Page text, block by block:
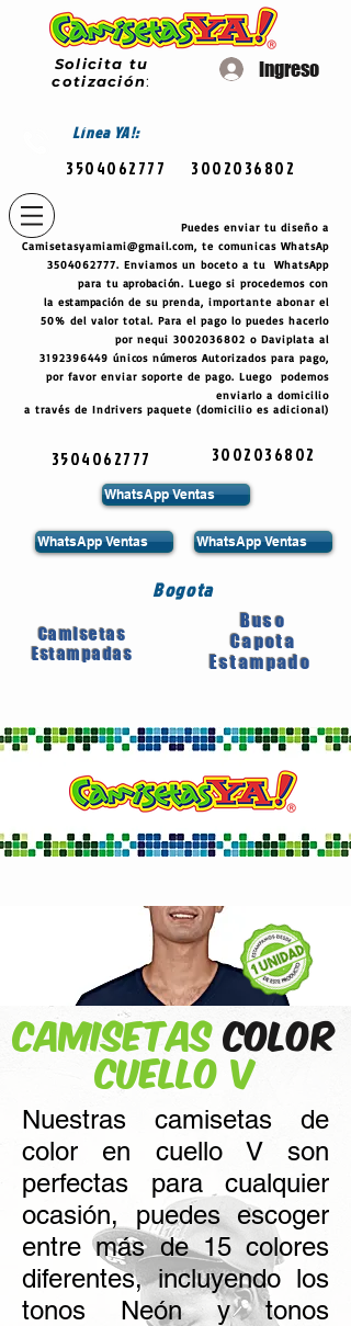
Solicita tu
cotización:
Ingreso
LíneaYA!:
3504062777 3002036802
Puedes enviar tu diseño a
Camisetasyamiami@gmail.com, te comunicas WhatsAp
3504062777. Enviamos un boceto a tu WhatsApp
para tu aprobación. Luego si procedemos con
laestampación de su prenda, importante abonar el
50% del valor total. Para el pago lo puedes hacerlo
por nequi 3002036802 o Daviplata al
3192396449 únicos números Autorizados para pago,
por favor enviar soporte de pago. Luego podemos
enviarlo a domicilio
a través de Indrivers paquete (domicilio es adicional)
3504062777 3002036802
WhatsApp Ventas
WhatsApp Ventas WhatsApp Ventas
Bogota
Camisetas
Estampadas
Buso
Capota
Estampado
CamisetasColor
Cuello V
Nuestras camisetas de
color en cuello V son
perfectas para cualquier
ocasión, puedes escoger
entre más de 15 colores
diferentes, incluyendo los
tonos Neón y tonos